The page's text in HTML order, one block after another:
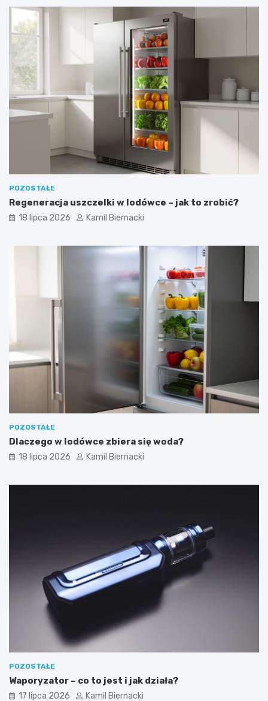
POZOSTAŁE
Regeneracja uszczelki w lodówce – jak to zrobić?
18 lipca 2026 Kamil Biernacki
POZOSTAŁE
Dlaczego w lodówce zbiera się woda?
18 lipca 2026 Kamil Biernacki
POZOSTAŁE
Waporyzator – co to jest i jak działa?
17 lipca 2026 Kamil Biernacki